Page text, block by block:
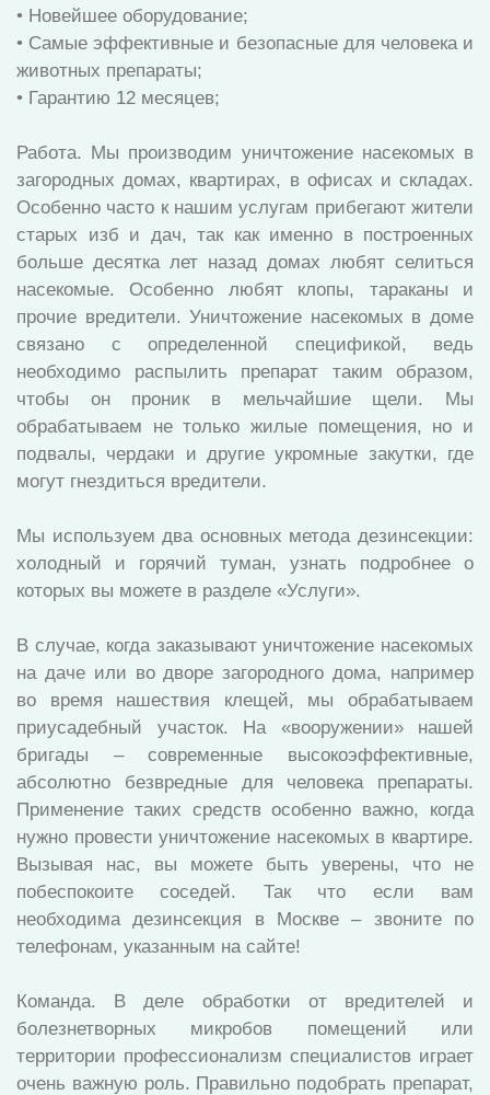
• Новейшее оборудование;
• Самые эффективные и безопасные для человека и
животных препараты;
• Гарантию 12 месяцев;
Работа. Мы производим уничтожение насекомых в
загородных домах, квартирах, в офисах и складах.
Особенно часто к нашим услугам прибегают жители
старых изб и дач, так как именно в построенных
больше десятка лет назад домах любят селиться
насекомые. Особенно любят клопы, тараканы и
прочие вредители. Уничтожение насекомых в доме
связано с определенной спецификой, ведь
необходимо распылить препарат таким образом,
чтобы он проник в мельчайшие щели. Мы
обрабатываем не только жилые помещения, но и
подвалы, чердаки и другие укромные закутки, где
могут гнездиться вредители.
Мы используем два основных метода дезинсекции:
холодный и горячий туман, узнать подробнее о
которых вы можете в разделе «Услуги».
В случае, когда заказывают уничтожение насекомых
на даче или во дворе загородного дома, например
во время нашествия клещей, мы обрабатываем
приусадебный участок. На «вооружении» нашей
бригады – современные высокоэффективные,
абсолютно безвредные для человека препараты.
Применение таких средств особенно важно, когда
нужно провести уничтожение насекомых в квартире.
Вызывая нас, вы можете быть уверены, что не
побеспокоите соседей. Так что если вам
необходима дезинсекция в Москве – звоните по
телефонам, указанным на сайте!
Команда. В деле обработки от вредителей и
болезнетворных микробов помещений или
территории профессионализм специалистов играет
очень важную роль. Правильно подобрать препарат,